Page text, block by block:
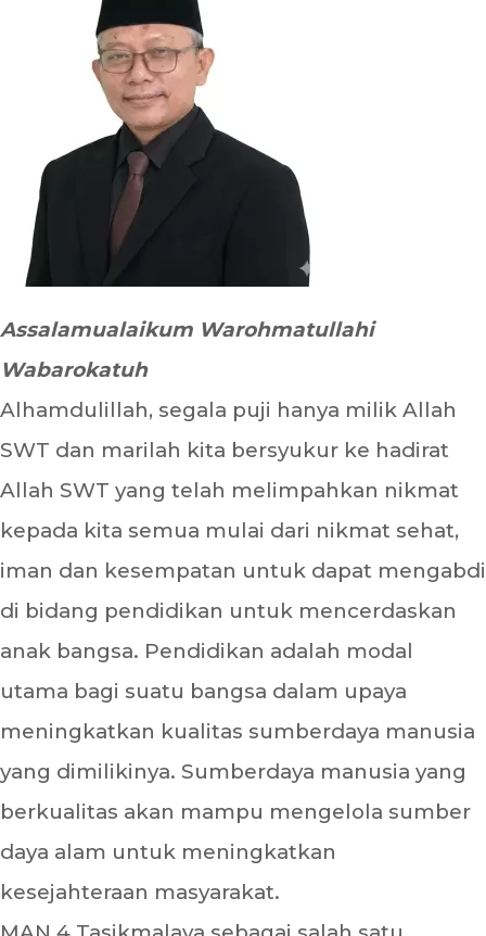
Assalamualaikum Warohmatullahi
Wabarokatuh
Alhamdulillah, segala puji hanya milik Allah
SWT dan marilah kita bersyukur ke hadirat
Allah SWT yang telah melimpahkan nikmat
kepada kita semua mulai dari nikmat sehat,
iman dan kesempatan untuk dapat mengabdi
di bidang pendidikan untuk mencerdaskan
anak bangsa. Pendidikan adalah modal
utama bagi suatu bangsa dalam upaya
meningkatkan kualitas sumberdaya manusia
yang dimilikinya. Sumberdaya manusia yang
berkualitas akan mampu mengelola sumber
daya alam untuk meningkatkan
kesejahteraan masyarakat.